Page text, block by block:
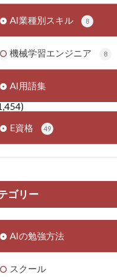
AI業種別スキル 8
機械学習エンジニア 8
AI用語集
E資格
49
ゴリー
AIの勉強方法
スクール